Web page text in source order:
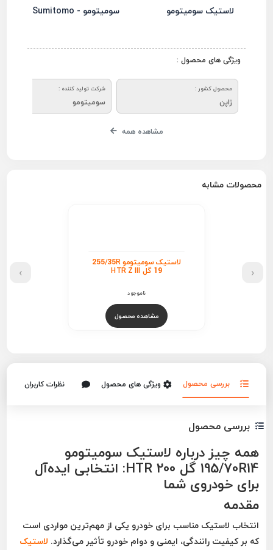
لاستیک سومیتومو سومیتومو - Sumitomo
ویژگی های محصول :
محصول کشور :
ژاپن
شرکت تولید کننده :
سومیتومو
مشاهده همه
محصولات مشابه
لاستیک سومیتومو 255/35R
19 گل HTR Z III
ناموجود
مشاهده محصول
‹
›
بررسی محصول ویژگی های محصول نظرات کاربران
بررسی محصول
همه چیز درباره لاستیک سومیتومو
195/70R14 گل HTR 200: انتخابی ایده‌آل
برای خودروی شما
مقدمه
انتخاب لاستیک مناسب برای خودرو یکی از مهم‌ترین مواردی است
که بر کیفیت رانندگی، ایمنی و دوام خودرو تأثیر می‌گذارد. لاستیک